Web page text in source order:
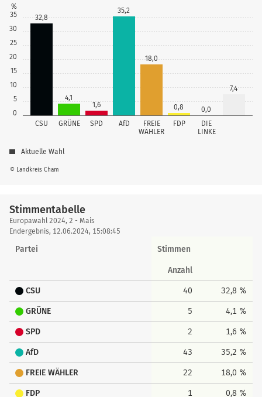
0
5
10
15
20
25
30
35
%
CSU GRÜNE SPD AfD
FREIE
WÄHLER
FDP
DIE
LINKE
32,8
4,1
1,6
35,2
18,0
0,8 0,0
7,4
© Landkreis Cham
Aktuelle Wahl
Stimmentabelle
Stimmentabelle
Europawahl 2024, 2 - Mais
Endergebnis, 12.06.2024, 15:08:45
Partei Stimmen
Anzahl
CSU 40 32,8 %
GRÜNE 5 4,1 %
SPD 2 1,6 %
AfD 43 35,2 %
FREIE WÄHLER 22 18,0 %
FDP 1 0,8 %